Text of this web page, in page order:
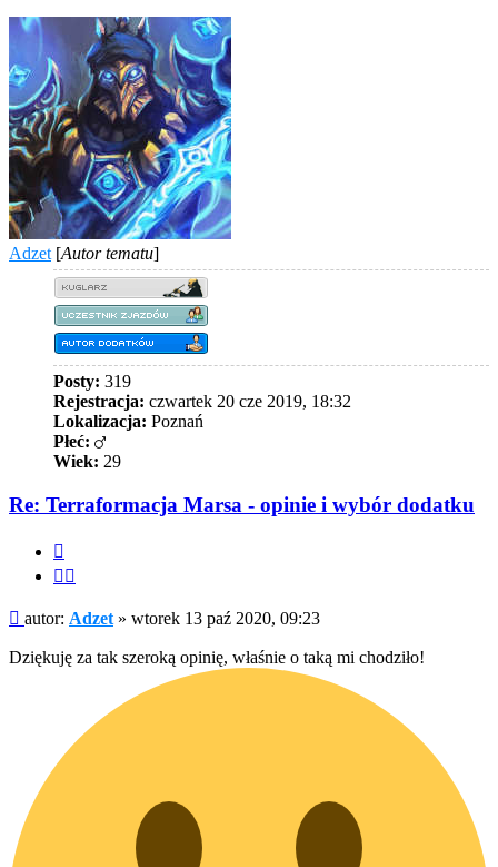
Adzet [Autor tematu]
Posty: 319
Rejestracja: czwartek 20 cze 2019, 18:32
Lokalizacja: Poznań
Płeć:
Wiek: 29
Re: Terraformacja Marsa - opinie i wybór dodatku
Post
autor: Adzet » wtorek 13 paź 2020, 09:23
Dziękuję za tak szeroką opinię, właśnie o taką mi chodziło!